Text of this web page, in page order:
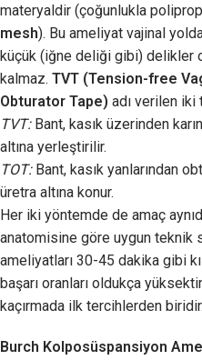
materyaldir (çoğunlukla
mesh). Bu ameliyat vajinal
küçük (iğne deliği gibi) delikler
kalmaz. TVT (Tension-free
Obturator Tape) adı verilen iki
TVT:Bant, kasık üzerinden
altına yerleştirilir.
TOT:Bant, kasık yanlarından
üretra altına konur.
Her iki yöntemde de amaç
anatomisine göre uygun teknik
ameliyatları 30-45 dakika gibi
başarı oranları oldukça
kaçırmada ilk tercihlerden biridir.
Burch Kolposüspansiyon